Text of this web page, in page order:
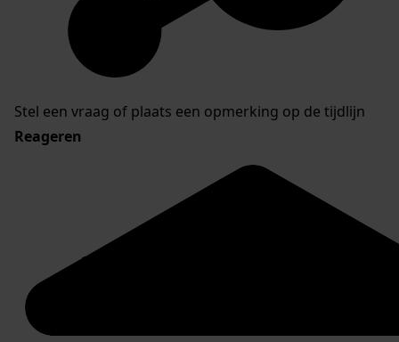
Stel een vraag of plaats een opmerking op de tijdlijn
Reageren